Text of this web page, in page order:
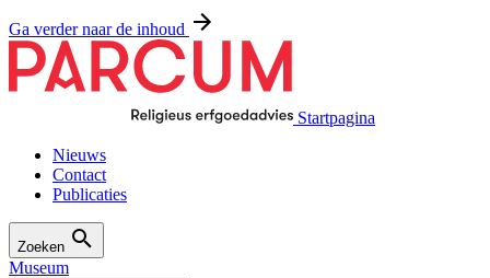
Ga verder naar de inhoud
Startpagina
Nieuws
Contact
Publicaties
Zoeken
Museum